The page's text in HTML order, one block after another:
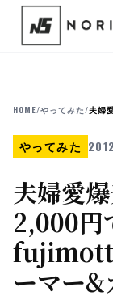
HOME/やってみた/夫婦
やってみた
夫婦愛
2,000円
ーマー&